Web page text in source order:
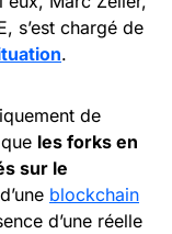
s’est chargé de
.
de
les forks en
sur le
blockchain
d’une réelle